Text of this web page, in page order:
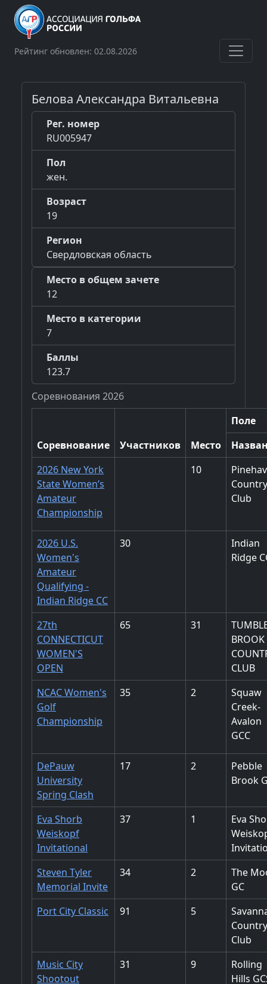
Рейтинг обновлен: 02.08.2026
Белова Александра Витальевна
Рег. номер
RU005947
Пол
жен.
Возраст
19
Регион
Свердловская область
Место в общем зачете
12
Место в категории
7
Баллы
123.7
Соревнования 2026
Соревнование Участников Место
Поле
2026 New York
State Women’s
Amateur
Championship
10
Country
Club
2026 U.S.
Women's
Amateur
Qualifying -
Indian Ridge CC
30
Indian
Ridge
27th
CONNECTICUT
WOMEN'S
OPEN
65 31
BROOK
CLUB
NCAC Women's
Golf
Championship
35 2
Squaw
Creek-
Avalon
GCC
DePauw
University
Spring Clash
17 2
Pebble
Brook
Eva Shorb
Weiskopf
Invitational
37 1
Eva
Steven Tyler
Memorial Invite
34 2
The
GC
Port City Classic
91 5
Country
Club
Music City
Shootout
31 9
Rolling
Hills